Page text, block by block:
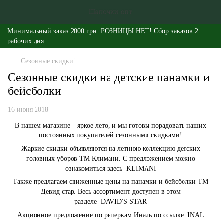
Минимальный заказ 2000 грн. РОЗНИЦЫ НЕТ! Сбор заказов 2
рабочих дня.
Сезонные скидки!
Сезонные скидки на детские панамки и
бейсболки
16 июня 2018
В нашем магазине – яркое лето, и мы готовы порадовать наших
постоянных покупателей сезонными скидками!
Жаркие скидки объявляются на летнюю коллекцию детских
головных уборов ТМ Климани. С предложением можно
ознакомиться здесь KLIMANI
Также предлагаем сниженные цены на панамки и бейсболки ТМ
Девид стар. Весь ассортимент доступен в этом
разделе DAVID'S STAR
Акционное предложение по реперкам Иналь по ссылке INAL